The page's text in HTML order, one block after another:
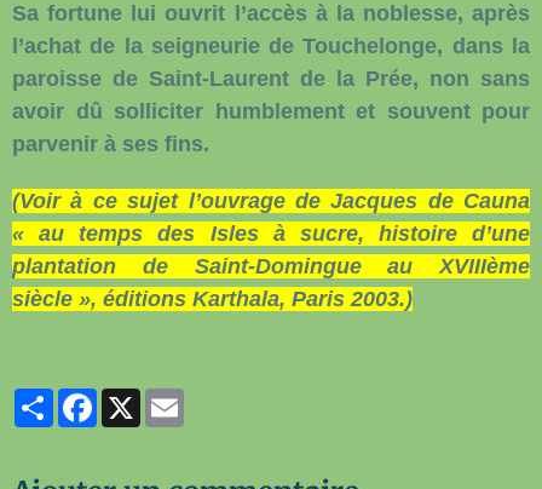
Sa fortune lui ouvrit l’accès à la noblesse, après
l’achat de la seigneurie de Touchelonge, dans la
paroisse de Saint-Laurent de la Prée, non sans
avoir dû solliciter humblement et souvent pour
parvenir à ses fins.
(Voir à ce sujet l’ouvrage de Jacques de Cauna
« au temps des Isles à sucre, histoire d’une
plantation de Saint-Domingue au XVIIIème
siècle », éditions Karthala, Paris 2003.)
PartagerFacebook
X